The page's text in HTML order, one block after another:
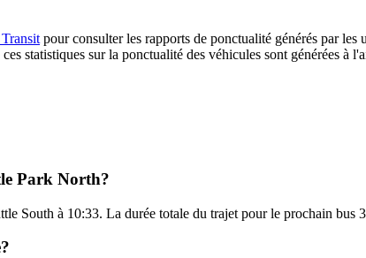
pour consulter les rapports de ponctualité générés par les
statistiques sur la ponctualité des véhicules sont générées à
Park North?
South à 10:33. La durée totale du trajet pour le prochain bus